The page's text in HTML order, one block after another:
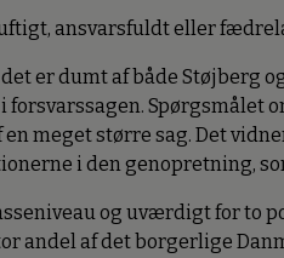
ansvarsfuldt eller
er dumt af både Støjberg
Spørgsmålet
meget større sag. Det
i den genopretning,
og uværdigt for to
andel af det borgerlige